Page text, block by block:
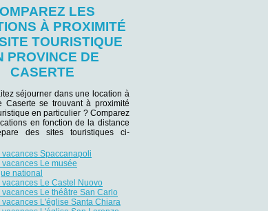
LES
À PROXIMITÉ
TOURISTIQUE
PROVINCE DE
CASERTE
séjourner dans une location à
Caserte se trouvant à proximité
en particulier ? Comparez
en fonction de la distance
des sites touristiques ci-
vacances Spaccanapoli
Le musée
national
vacances Le Castel Nuovo
vacances Le théâtre San Carlo
vacances L'église Santa Chiara